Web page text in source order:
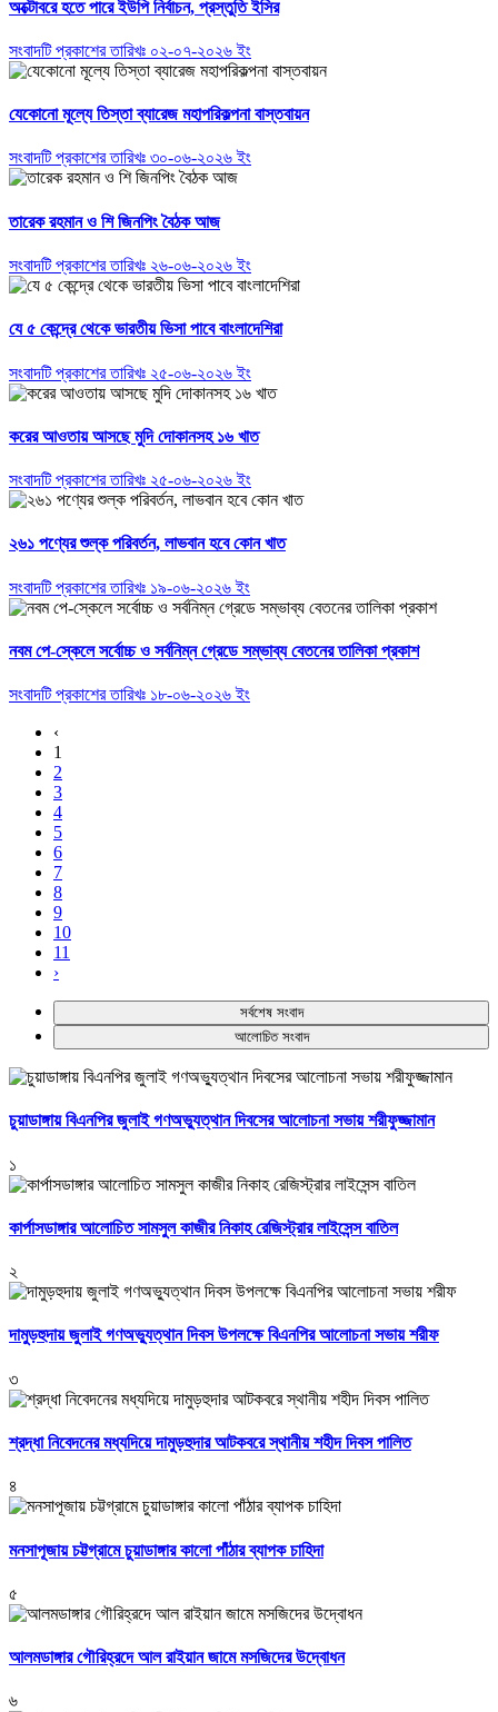
অক্টোবরে হতে পারে ইউপি নির্বাচন, প্রস্তুতি ইসির
সংবাদটি প্রকাশের তারিখঃ ০২-০৭-২০২৬ ইং
যেকোনো মূল্যে তিস্তা ব্যারেজ মহাপরিকল্পনা বাস্তবায়ন
সংবাদটি প্রকাশের তারিখঃ ৩০-০৬-২০২৬ ইং
তারেক রহমান ও শি জিনপিং বৈঠক আজ
সংবাদটি প্রকাশের তারিখঃ ২৬-০৬-২০২৬ ইং
যে ৫ কেন্দ্রে থেকে ভারতীয় ভিসা পাবে বাংলাদেশিরা
সংবাদটি প্রকাশের তারিখঃ ২৫-০৬-২০২৬ ইং
করের আওতায় আসছে মুদি দোকানসহ ১৬ খাত
সংবাদটি প্রকাশের তারিখঃ ২৫-০৬-২০২৬ ইং
২৬১ পণ্যের শুল্ক পরিবর্তন, লাভবান হবে কোন খাত
সংবাদটি প্রকাশের তারিখঃ ১৯-০৬-২০২৬ ইং
নবম পে-স্কেলে সর্বোচ্চ ও সর্বনিম্ন গ্রেডে সম্ভাব্য বেতনের তালিকা প্রকাশ
সংবাদটি প্রকাশের তারিখঃ ১৮-০৬-২০২৬ ইং
‹
1
2
3
4
5
6
7
8
9
10
11
›
সর্বশেষ সংবাদ
আলোচিত সংবাদ
চুয়াডাঙ্গায় বিএনপির জুলাই গণঅভ্যুত্থান দিবসের আলোচনা সভায় শরীফুজ্জামান
১
কার্পাসডাঙ্গার আলোচিত সামসুল কাজীর নিকাহ রেজিস্ট্রার লাইসেন্স বাতিল
২
দামুড়হুদায় জুলাই গণঅভ্যুত্থান দিবস উপলক্ষে বিএনপির আলোচনা সভায় শরীফ
৩
শ্রদ্ধা নিবেদনের মধ্যদিয়ে দামুড়হুদার আটকবরে স্থানীয় শহীদ দিবস পালিত
৪
মনসাপূজায় চট্টগ্রামে চুয়াডাঙ্গার কালো পাঁঠার ব্যাপক চাহিদা
৫
আলমডাঙ্গার গৌরিহ্রদে আল রাইয়ান জামে মসজিদের উদ্বোধন
৬